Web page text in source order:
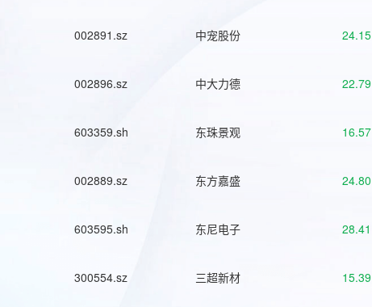
002891.sz 中宠股份 24.15
002896.sz 中大力德 22.79
603359.sh 东珠景观 16.57
002889.sz 东方嘉盛 24.80
603595.sh 东尼电子 28.41
300554.sz 三超新材 15.39